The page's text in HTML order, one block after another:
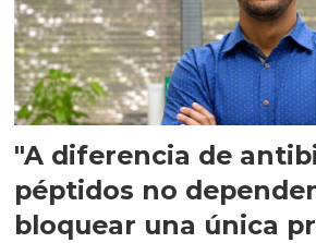
"A diferencia de
péptidos no
bloquear una única